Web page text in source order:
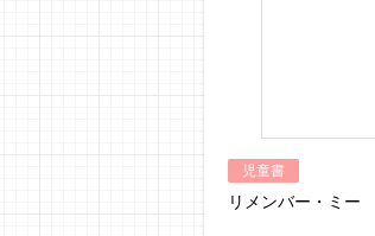
児童書
リメンバー・ミー